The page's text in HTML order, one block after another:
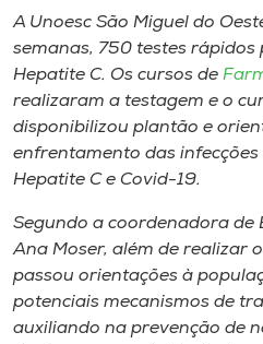
Unoesc
Store
o idioma
A Unoesc São Miguel do
semanas, 750 testes
Hepatite C. Os cursos de
realizaram a testagem e o
disponibilizou plantão e
enfrentamento das infecções
Hepatite C e Covid-19.
Segundo a coordenadora de
Ana Moser, além de realizar
passou orientações à
potenciais mecanismos de
auxiliando na prevenção de